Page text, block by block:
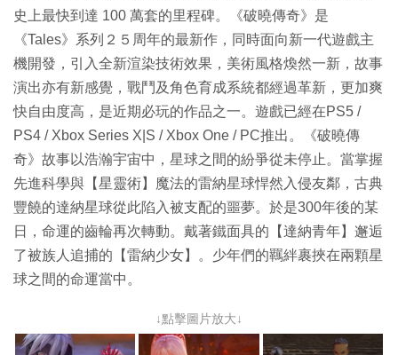
史上最快到達 100 萬套的里程碑。《破曉傳奇》是
《Tales》系列２５周年的最新作，同時面向新一代遊戲主
機開發，引入全新渲染技術效果，美術風格煥然一新，故事
演出亦有新感覺，戰鬥及角色育成系統都經過革新，更加爽
快自由度高，是近期必玩的作品之一。遊戲已經在PS5 /
PS4 / Xbox Series X|S / Xbox One / PC推出。《破曉傳
奇》故事以浩瀚宇宙中，星球之間的紛爭從未停止。當掌握
先進科學與【星靈術】魔法的雷納星球悍然入侵友鄰，古典
豐饒的達納星球從此陷入被支配的噩夢。於是300年後的某
日，命運的齒輪再次轉動。戴著鐵面具的【達納青年】邂逅
了被族人追捕的【雷納少女】。少年們的羈絆裹挾在兩顆星
球之間的命運當中。
↓點擊圖片放大↓